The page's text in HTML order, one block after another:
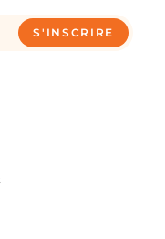
S'INSCRIRE